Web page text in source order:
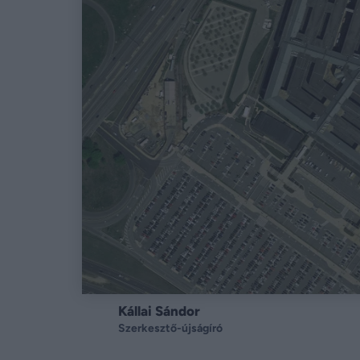
Kállai Sándor
Szerkesztő-újságíró